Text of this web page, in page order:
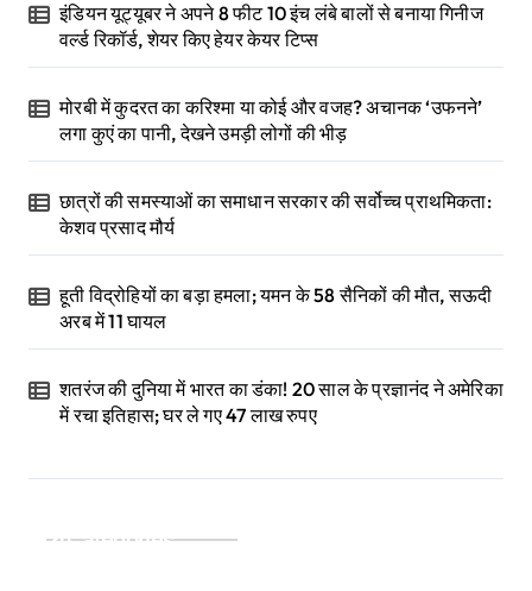
इंडियन यूट्यूबर ने अपने 8 फीट 10 इंच लंबे बालों से बनाया गिनीज
वर्ल्ड रिकॉर्ड, शेयर किए हेयर केयर टिप्स
मोरबी में कुदरत का करिश्मा या कोई और वजह? अचानक ‘उफनने’
लगा कुएं का पानी, देखने उमड़ी लोगों की भीड़
छात्रों की समस्याओं का समाधान सरकार की सर्वोच्च प्राथमिकता:
केशव प्रसाद मौर्य
हूती विद्रोहियों का बड़ा हमला; यमन के 58 सैनिकों की मौत, सऊदी
अरब में 11 घायल
शतरंज की दुनिया में भारत का डंका! 20 साल के प्रज्ञानंद ने अमेरिका
में रचा इतिहास; घर ले गए 47 लाख रुपए
Categories